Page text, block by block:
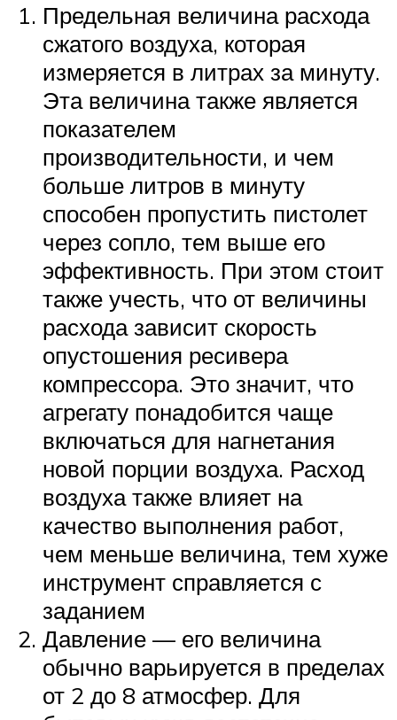
Предельная величина расхода
сжатого воздуха, которая
измеряется в литрах за минуту.
Эта величина также является
показателем
производительности, и чем
больше литров в минуту
способен пропустить пистолет
через сопло, тем выше его
эффективность. При этом стоит
также учесть, что от величины
расхода зависит скорость
опустошения ресивера
компрессора. Это значит, что
агрегату понадобится чаще
включаться для нагнетания
новой порции воздуха. Расход
воздуха также влияет на
качество выполнения работ,
чем меньше величина, тем хуже
инструмент справляется с
заданием
Давление — его величина
обычно варьируется в пределах
от 2 до 8 атмосфер. Для